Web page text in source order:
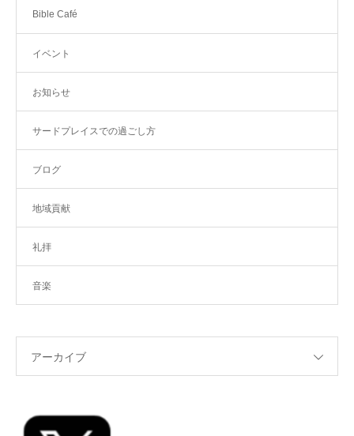
Bible Café
イベント
お知らせ
サードプレイスでの過ごし方
ブログ
地域貢献
礼拝
音楽
アーカイブ